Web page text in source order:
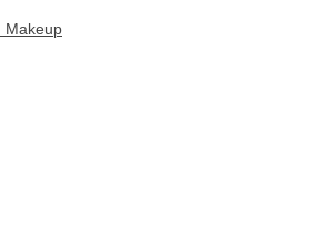
Makeup